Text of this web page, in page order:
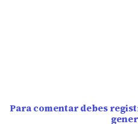
Para comentar debes